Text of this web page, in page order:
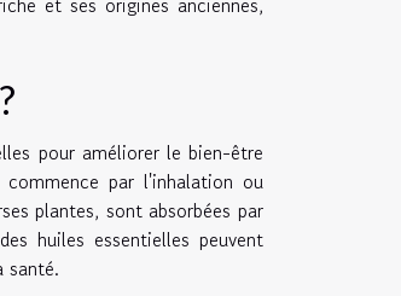
pour améliorer le bien-être
par l'inhalation ou
plantes, sont absorbées par
huiles essentielles peuvent
santé.